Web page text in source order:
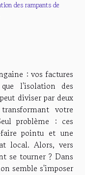
des rampants de
: vos factures
l'isolation des
diviser par deux
votre
problème : ces
pointu et une
local. Alors, vers
se tourner ? Dans
semble s'imposer